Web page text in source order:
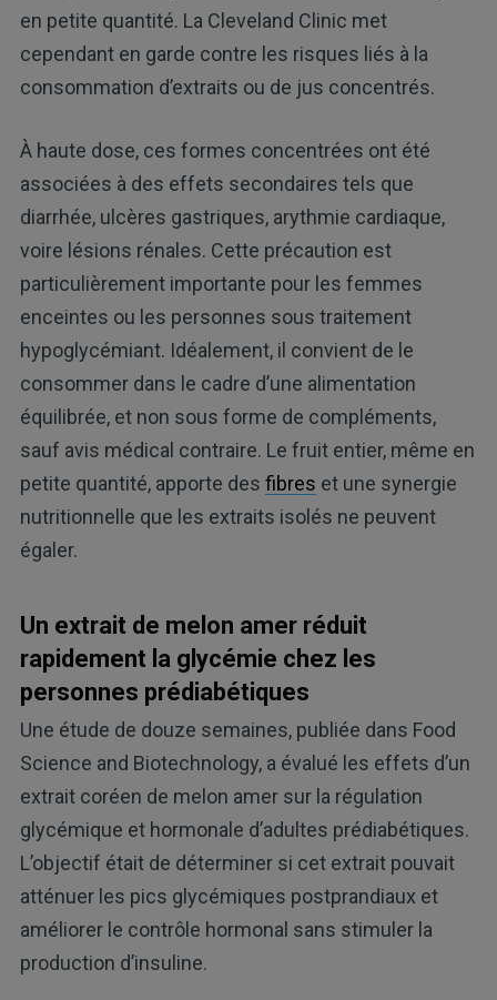
en petite quantité. La Cleveland Clinic met
cependant en garde contre les risques liés à la
consommation d’extraits ou de jus concentrés.
À haute dose, ces formes concentrées ont été
associées à des effets secondaires tels que
diarrhée, ulcères gastriques, arythmie cardiaque,
voire lésions rénales. Cette précaution est
particulièrement importante pour les femmes
enceintes ou les personnes sous traitement
hypoglycémiant. Idéalement, il convient de le
consommer dans le cadre d’une alimentation
équilibrée, et non sous forme de compléments,
sauf avis médical contraire. Le fruit entier, même en
petite quantité, apporte des fibres et une synergie
nutritionnelle que les extraits isolés ne peuvent
égaler.
Un extrait de melon amer réduit
rapidement la glycémie chez les
personnes prédiabétiques
Une étude de douze semaines, publiée dans Food
Science and Biotechnology, a évalué les effets d’un
extrait coréen de melon amer sur la régulation
glycémique et hormonale d’adultes prédiabétiques.
L’objectif était de déterminer si cet extrait pouvait
atténuer les pics glycémiques postprandiaux et
améliorer le contrôle hormonal sans stimuler la
production d’insuline.